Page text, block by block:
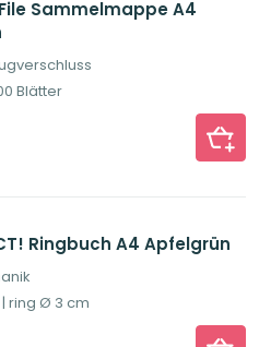
Sammelmappe A4
Blätter
Ringbuch A4 Apfelgrün
ring Ø 3 cm